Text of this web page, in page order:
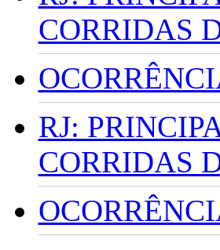
CORRIDAS
RJ:
CORRIDAS